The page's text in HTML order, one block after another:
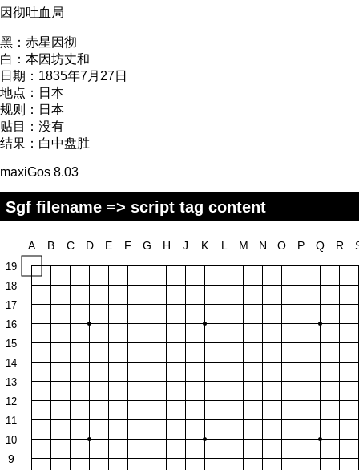
因彻吐血局
黑： 赤星因彻
白： 本因坊丈和
日期： 1835年7月27日
地点： 日本
规则： 日本
贴目： 没有
结果： 白中盘胜
maxiGos 8.03
Sgf filename => script tag content
19
18
17
16
15
14
13
12
11
10
9
A B C D E F G H J K L M N O P Q R